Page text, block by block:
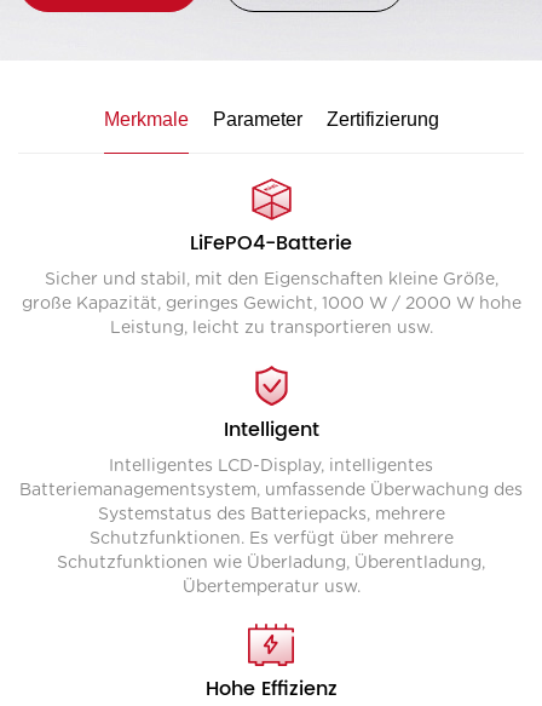
Merkmale Parameter Zertifizierung
LiFePO4-Batterie
Sicher und stabil, mit den Eigenschaften kleine Größe,
große Kapazität, geringes Gewicht, 1000 W / 2000 W hohe
Leistung, leicht zu transportieren usw.
Intelligent
Intelligentes LCD-Display, intelligentes
Batteriemanagementsystem, umfassende Überwachung des
Systemstatus des Batteriepacks, mehrere
Schutzfunktionen. Es verfügt über mehrere
Schutzfunktionen wie Überladung, Überentladung,
Übertemperatur usw.
Hohe Effizienz